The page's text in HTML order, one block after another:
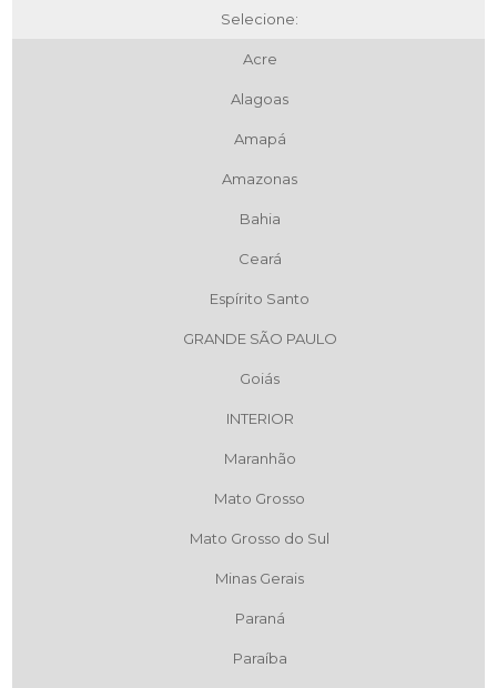
Selecione:
Acre
Alagoas
Amapá
Amazonas
Bahia
Ceará
Espírito Santo
GRANDE SÃO PAULO
Goiás
INTERIOR
Maranhão
Mato Grosso
Mato Grosso do Sul
Minas Gerais
Paraná
Paraíba